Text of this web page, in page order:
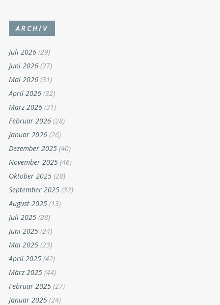
ARCHIV
Juli 2026 (29)
Juni 2026 (27)
Mai 2026 (31)
April 2026 (32)
März 2026 (31)
Februar 2026 (28)
Januar 2026 (26)
Dezember 2025 (40)
November 2025 (46)
Oktober 2025 (28)
September 2025 (32)
August 2025 (13)
Juli 2025 (28)
Juni 2025 (24)
Mai 2025 (23)
April 2025 (42)
März 2025 (44)
Februar 2025 (27)
Januar 2025 (24)